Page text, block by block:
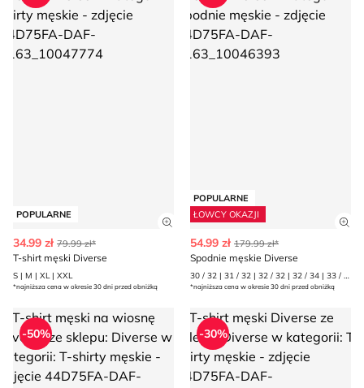
POPULARNE
Zobacz szczegóły produktu
34.99 zł 79.99 zł*
T-shirt męski Diverse
S | M | XL | XXL
*najniższa cena w okresie 30 dni przed obniżką
POPULARNE
ŁOWCY OKAZJI
54.99 zł 179.99 zł*
Spodnie męskie Diverse
30 / 32 | 31 / 32 | 32 / 32 | 32 / 34 | 33 / 32 | 33 / 34 | 34 / 34 | 36 / 34
*najniższa cena w okresie 30 dni przed obniżką
shirt męski na wiosnę Diverse
-50%
T-shirt męski Diverse
-30%